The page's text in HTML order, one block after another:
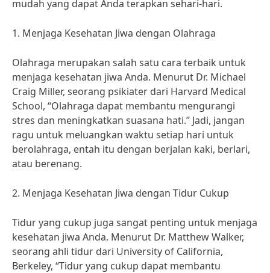
mudah yang dapat Anda terapkan sehari-hari.
1. Menjaga Kesehatan Jiwa dengan Olahraga
Olahraga merupakan salah satu cara terbaik untuk
menjaga kesehatan jiwa Anda. Menurut Dr. Michael
Craig Miller, seorang psikiater dari Harvard Medical
School, “Olahraga dapat membantu mengurangi
stres dan meningkatkan suasana hati.” Jadi, jangan
ragu untuk meluangkan waktu setiap hari untuk
berolahraga, entah itu dengan berjalan kaki, berlari,
atau berenang.
2. Menjaga Kesehatan Jiwa dengan Tidur Cukup
Tidur yang cukup juga sangat penting untuk menjaga
kesehatan jiwa Anda. Menurut Dr. Matthew Walker,
seorang ahli tidur dari University of California,
Berkeley, “Tidur yang cukup dapat membantu